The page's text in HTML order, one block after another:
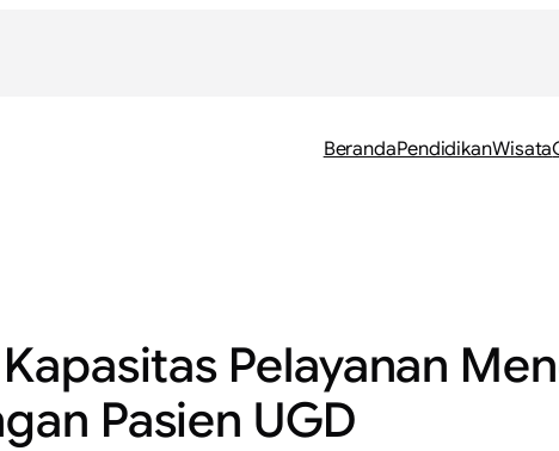
BerandaPendidikanWisata
Pelayanan
Pasien UGD